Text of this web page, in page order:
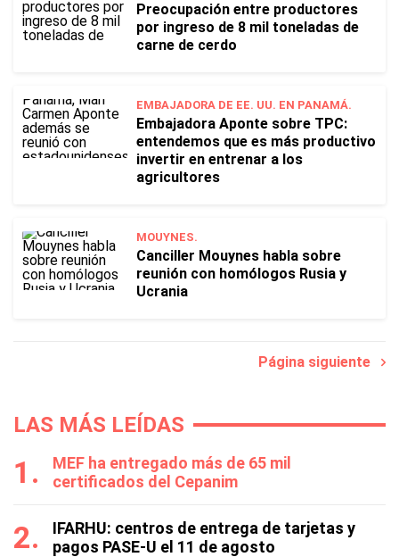
Preocupación entre productores
por ingreso de 8 mil toneladas de
carne de cerdo
EMBAJADORA DE EE. UU. EN PANAMÁ.
Embajadora Aponte sobre TPC:
entendemos que es más productivo
invertir en entrenar a los
agricultores
MOUYNES.
Canciller Mouynes habla sobre
reunión con homólogos Rusia y
Ucrania
Página siguiente
LAS MÁS LEÍDAS
MEF ha entregado más de 65 mil
certificados del Cepanim
IFARHU: centros de entrega de tarjetas y
pagos PASE-U el 11 de agosto